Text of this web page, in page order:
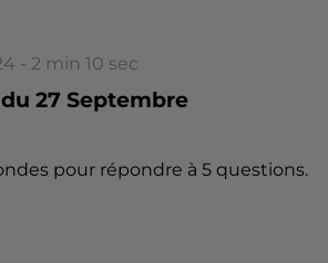
- 2 min 10 sec
27 Septembre
pour répondre à 5 questions.